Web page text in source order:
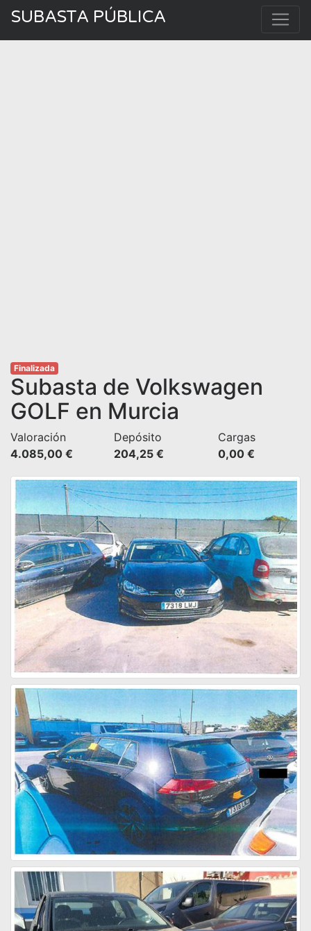
SUBASTA PÚBLICA
Finalizada
Subasta de Volkswagen
GOLF en Murcia
Valoración
4.085,00 €
Depósito
204,25 €
Cargas
0,00 €